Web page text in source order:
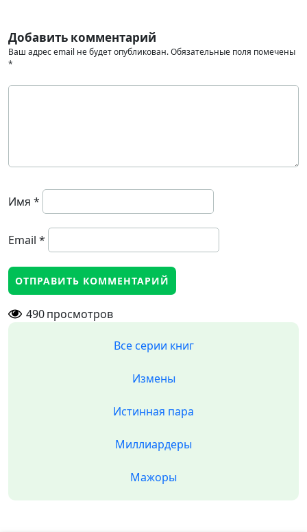
Добавить комментарий
Ваш адрес email не будет опубликован.Обязательные поля помечены
*
Имя *
Email *
490просмотров
Все серии книг
Измены
Истинная пара
Миллиардеры
Мажоры